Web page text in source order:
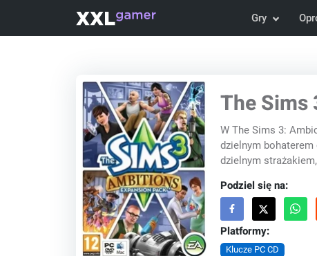
Gry
The Sims
W The Sims 3:
dzielnym bohaterem
dzielnym
Podziel się na:
Platformy:
Klucze PC CD